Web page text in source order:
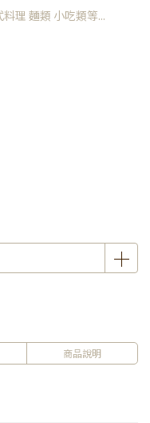
理 麵類 小吃類等...
商品說明